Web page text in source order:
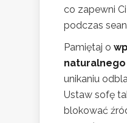
co zapewni
podczas
Pamiętaj o
unikaniu
Ustaw sofę
blokować